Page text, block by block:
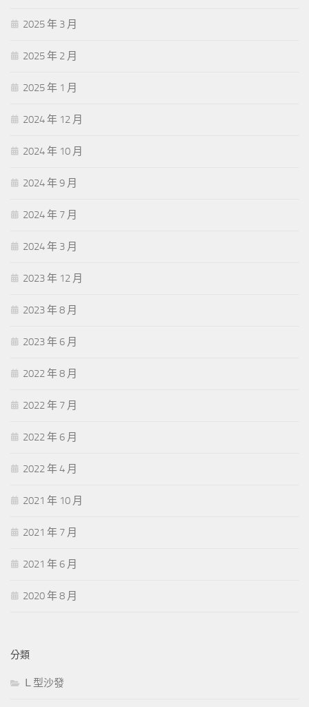
2025 年 3 月
2025 年 2 月
2025 年 1 月
2024 年 12 月
2024 年 10 月
2024 年 9 月
2024 年 7 月
2024 年 3 月
2023 年 12 月
2023 年 8 月
2023 年 6 月
2022 年 8 月
2022 年 7 月
2022 年 6 月
2022 年 4 月
2021 年 10 月
2021 年 7 月
2021 年 6 月
2020 年 8 月
分類
Ｌ型沙發